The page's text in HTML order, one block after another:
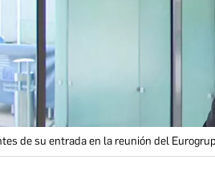
de su entrada en la reunión del